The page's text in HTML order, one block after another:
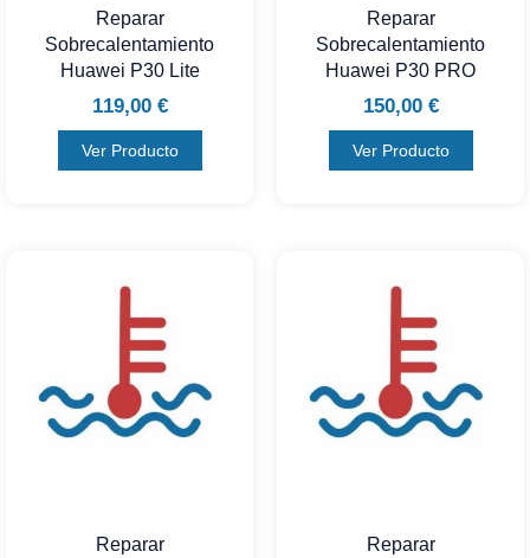
Reparar
Sobrecalentamiento
Huawei P30 Lite
119,00 €
Ver Producto
Reparar
Sobrecalentamiento
Huawei P30 PRO
150,00 €
Ver Producto
Reparar
Reparar